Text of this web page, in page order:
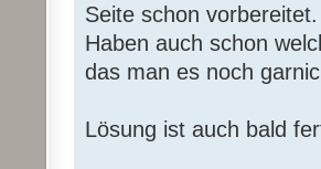
Seite schon
Haben auch schon
das man es noch
Lösung ist auch bald